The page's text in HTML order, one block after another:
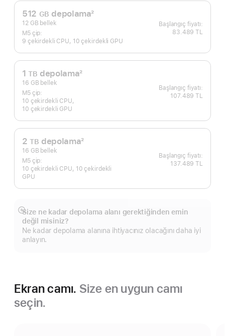
512 GB depolama
Dipnot
2
12 GB bellek
M5 çip:
9 çekirdekli CPU, 10 çekirdekli GPU
83.489 TL
1TB depolama
Dipnot
2
16 GB bellek
M5 çip:
10 çekirdekli CPU,
10 çekirdekli GPU
107.489 TL
2TB depolama
Dipnot
2
16 GB bellek
M5 çip:
10 çekirdekli CPU, 10 çekirdekli
GPU
137.489 TL
Size ne kadar depolama alanı gerektiğinden emin
değil misiniz?
Ne kadar depolama alanına ihtiyacınız olacağını daha iyi
anlayın.
Daha
fazlasını
göster
Ekran camı. Size en uygun camı
seçin.